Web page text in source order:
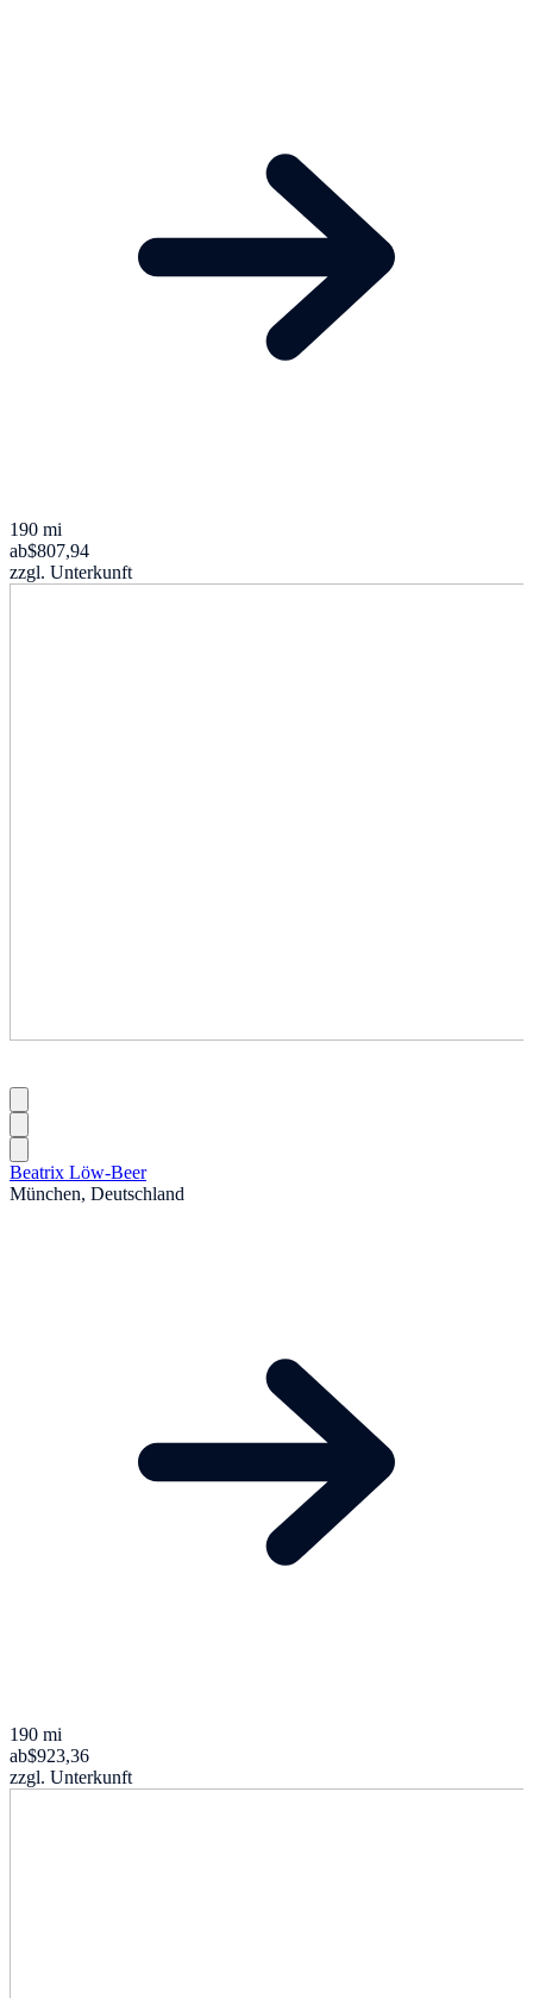
190 mi
ab$807,94
zzgl. Unterkunft
Beatrix Löw-Beer
München, Deutschland
190 mi
ab$923,36
zzgl. Unterkunft